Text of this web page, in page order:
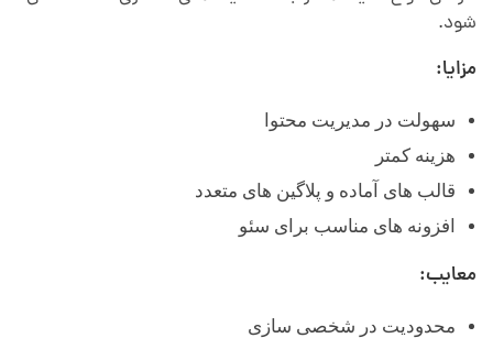
شود.
مزایا:
سهولت در مدیریت محتوا
هزینه کمتر
قالب های آماده و پلاگین های متعدد
افزونه های مناسب برای سئو
معایب:
محدودیت در شخصی سازی